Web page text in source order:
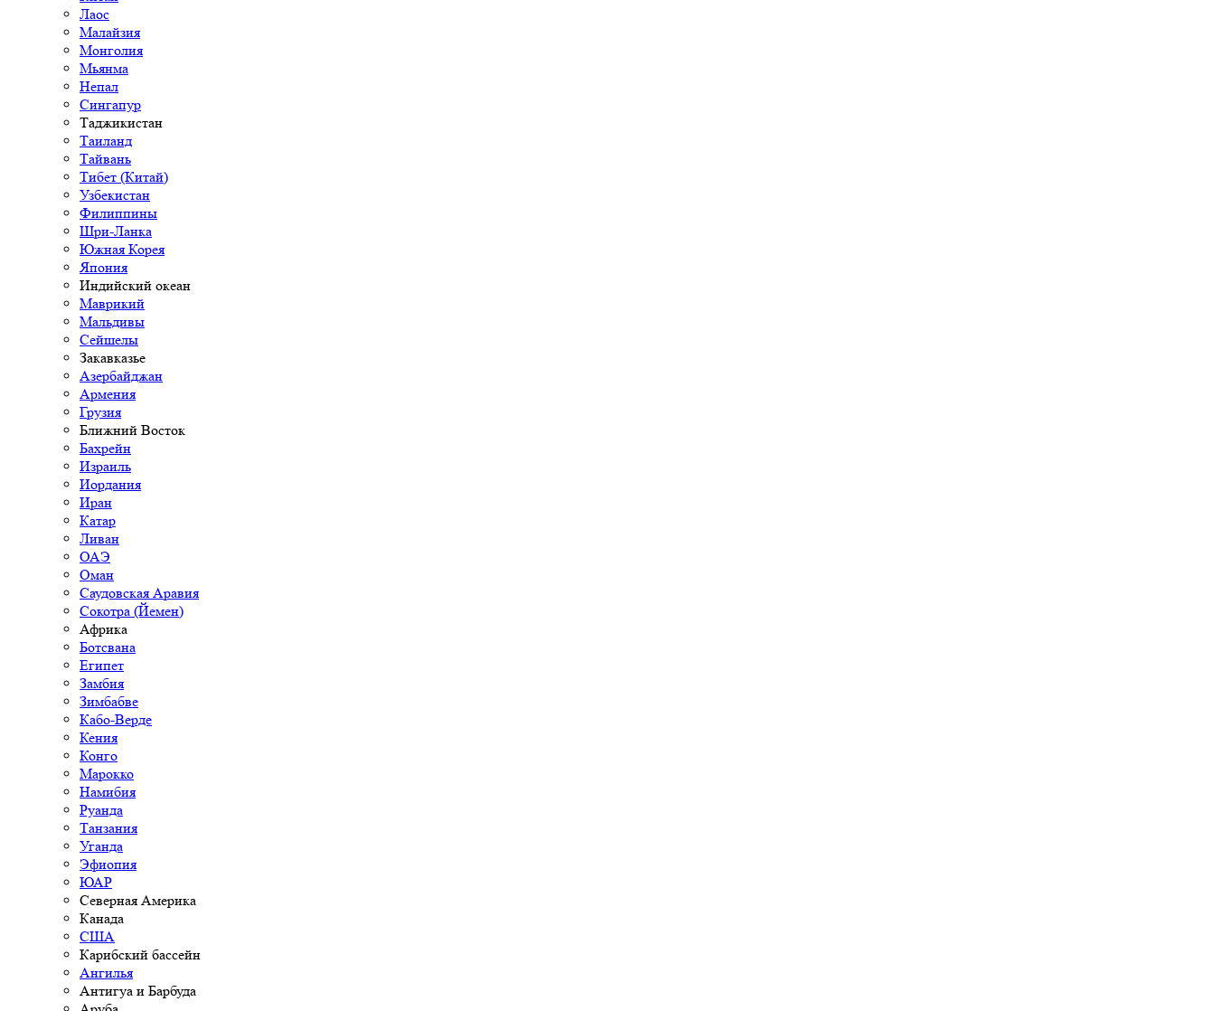
Лаос
Малайзия
Монголия
Мьянма
Непал
Сингапур
Таджикистан
Таиланд
Тайвань
Тибет (Китай)
Узбекистан
Филиппины
Шри-Ланка
Южная Корея
Япония
Индийский океан
Маврикий
Мальдивы
Сейшелы
Закавказье
Азербайджан
Армения
Грузия
Ближний Восток
Бахрейн
Израиль
Иордания
Иран
Катар
Ливан
ОАЭ
Оман
Саудовская Аравия
Сокотра (Йемен)
Африка
Ботсвана
Египет
Замбия
Зимбабве
Кабо-Верде
Кения
Конго
Марокко
Намибия
Руанда
Танзания
Уганда
Эфиопия
ЮАР
Северная Америка
Канада
США
Карибский бассейн
Ангилья
Антигуа и Барбуда